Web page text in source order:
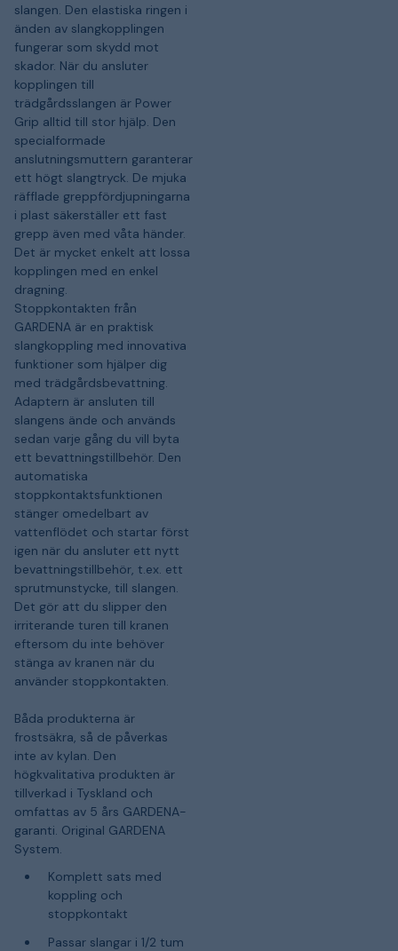
slangen. Den elastiska ringen i
änden av slangkopplingen
fungerar som skydd mot
skador. När du ansluter
kopplingen till
trädgårdsslangen är Power
Grip alltid till stor hjälp. Den
specialformade
anslutningsmuttern garanterar
ett högt slangtryck. De mjuka
räfflade greppfördjupningarna
i plast säkerställer ett fast
grepp även med våta händer.
Det är mycket enkelt att lossa
kopplingen med en enkel
dragning.
Stoppkontakten från
GARDENA är en praktisk
slangkoppling med innovativa
funktioner som hjälper dig
med trädgårdsbevattning.
Adaptern är ansluten till
slangens ände och används
sedan varje gång du vill byta
ett bevattningstillbehör. Den
automatiska
stoppkontaktsfunktionen
stänger omedelbart av
vattenflödet och startar först
igen när du ansluter ett nytt
bevattningstillbehör, t.ex. ett
sprutmunstycke, till slangen.
Det gör att du slipper den
irriterande turen till kranen
eftersom du inte behöver
stänga av kranen när du
använder stoppkontakten.
Båda produkterna är
frostsäkra, så de påverkas
inte av kylan. Den
högkvalitativa produkten är
tillverkad i Tyskland och
omfattas av 5 års GARDENA-
garanti. Original GARDENA
System.
Komplett sats med
koppling och
stoppkontakt
Passar slangar i 1/2 tum